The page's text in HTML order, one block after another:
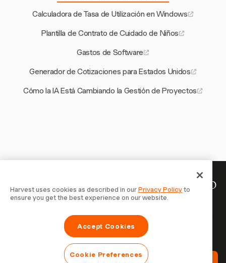
Calculadora de Tasa de Utilización en Windows
Plantilla de Contrato de Cuidado de Niños
Gastos de Software
Generador de Cotizaciones para Estados Unidos
Cómo la IA Está Cambiando la Gestión de Proyectos
Tu tiempo merece ser registrado
— empieza ahora
Únete a más de 70.000 empresas que registran tiempo,
facturan a clientes y cobran más rápido con Harvest.
Prueba Harvest Gratis
Harvest uses cookies as described in ourPrivacy Policyto
ensure you get the best experience on our website.
Accept Cookies
Cookie Preferences